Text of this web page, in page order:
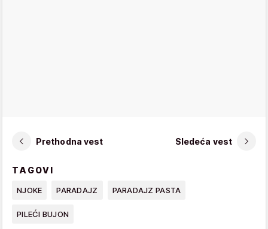
Prethodna vest Sledeća vest
TAGOVI
NJOKE PARADAJZ PARADAJZ PASTA
PILEĆI BUJON